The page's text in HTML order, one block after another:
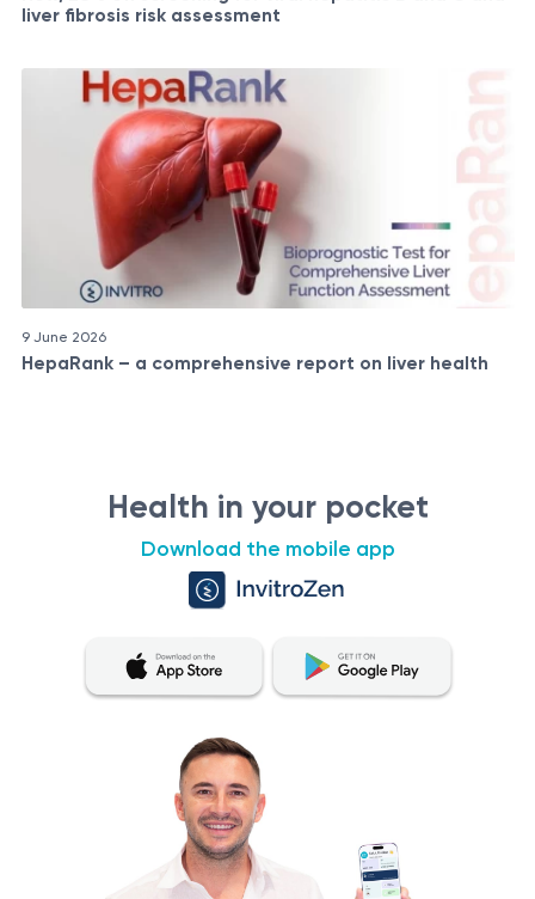
liver fibrosis risk assessment
9 June 2026
HepaRank – a comprehensive report on liver health
Health in your pocket
Download the mobile app